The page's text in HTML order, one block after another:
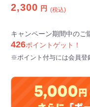
2,300 円 (税込)
キャンペーン期間中のご
426ポイントゲット！
※ポイント付与には会員登